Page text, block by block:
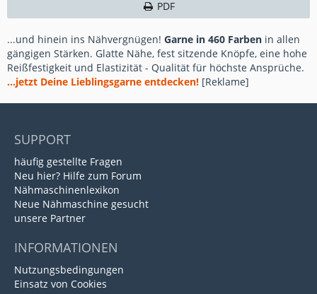
PDF
...und hinein ins Nähvergnügen! Garne in 460 Farben in allen
gängigen Stärken. Glatte Nähe, fest sitzende Knöpfe, eine hohe
Reißfestigkeit und Elastizität - Qualität für höchste Ansprüche.
...jetzt Deine Lieblingsgarne entdecken! [Reklame]
SUPPORT
häufig gestellte Fragen
Neu hier? Hilfe zum Forum
Nähmaschinenlexikon
Neue Nähmaschine gesucht
unsere Partner
INFORMATIONEN
Nutzungsbedingungen
Einsatz von Cookies